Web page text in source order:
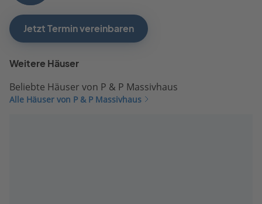
Jetzt Termin vereinbaren
Weitere Häuser
Beliebte Häuser von P & P Massivhaus
Alle Häuser von P & P Massivhaus